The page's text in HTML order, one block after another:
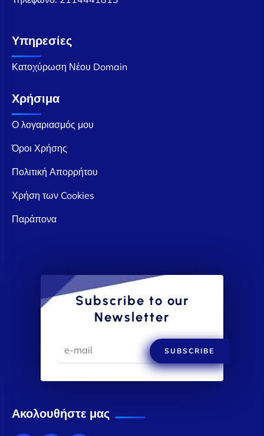
Υπηρεσίες
Κατοχύρωση Νέου Domain
Χρήσιμα
Ο λογαριασμός μου
Όροι Χρήσης
Πολιτική Απορρήτου
Χρήση των Cookies
Παράπονα
Subscribe to our
Newsletter
SUBSCRIBE
Ακολουθήστε μας